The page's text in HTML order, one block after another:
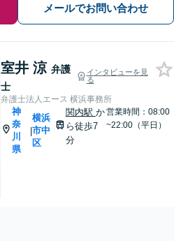
メールでお問い合わせ
室井 涼 弁護
士
インタビューを見
る
弁護士法人エース 横浜事務所
神
奈
川
県
|
横浜
市中
区
関内駅 か
ら徒歩7
分
営業時間：08:00
~22:00（平日）